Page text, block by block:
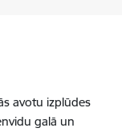
avotu izplūdes
galā un